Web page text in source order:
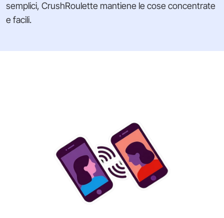
semplici, CrushRoulette mantiene le cose concentrate
e facili.